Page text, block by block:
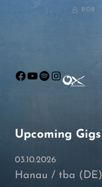
BY ROB
Facebook
YouTube
Spotify
Instagram
Upcoming Gigs
03.10.2026
Hanau / tba (DE)